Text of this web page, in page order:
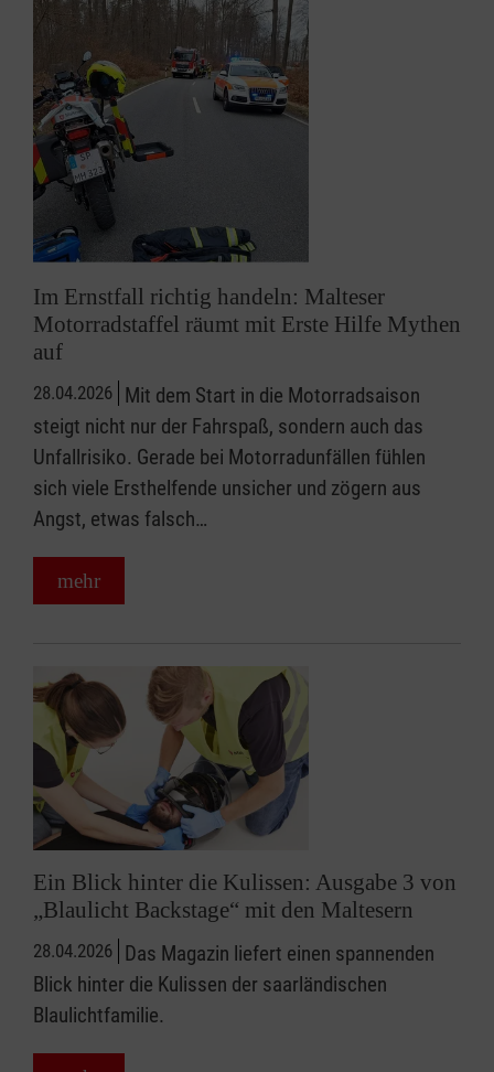
Im Ernstfall richtig handeln: Malteser
Motorradstaffel räumt mit Erste Hilfe Mythen
auf
28.04.2026 Mit dem Start in die Motorradsaison
steigt nicht nur der Fahrspaß, sondern auch das
Unfallrisiko. Gerade bei Motorradunfällen fühlen
sich viele Ersthelfende unsicher und zögern aus
Angst, etwas falsch…
mehr
Ein Blick hinter die Kulissen: Ausgabe 3 von
„Blaulicht Backstage“ mit den Maltesern
28.04.2026 Das Magazin liefert einen spannenden
Blick hinter die Kulissen der saarländischen
Blaulichtfamilie.